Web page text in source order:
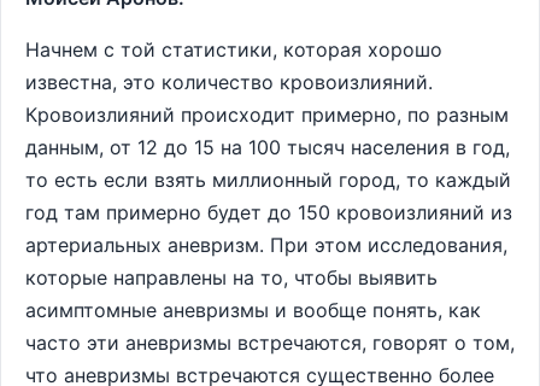
Начнем с той статистики, которая хорошо
известна, это количество кровоизлияний.
Кровоизлияний происходит примерно, по разным
данным, от 12 до 15 на 100 тысяч населения в год,
то есть если взять миллионный город, то каждый
год там примерно будет до 150 кровоизлияний из
артериальных аневризм. При этом исследования,
которые направлены на то, чтобы выявить
асимптомные аневризмы и вообще понять, как
часто эти аневризмы встречаются, говорят о том,
что аневризмы встречаются существенно более